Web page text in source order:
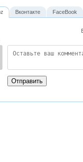
Отправить
Вконтакте FaceBook